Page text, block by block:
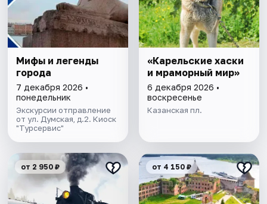
Мифы и легенды
города
7 декабря 2026 •
понедельник
Экскурсии отправление
от ул. Думская, д.2. Киоск
"Турсервис"
«Карельские хаски
и мраморный мир»
6 декабря 2026 •
воскресенье
Казанская пл.
от 2 950 ₽ от 4 150 ₽